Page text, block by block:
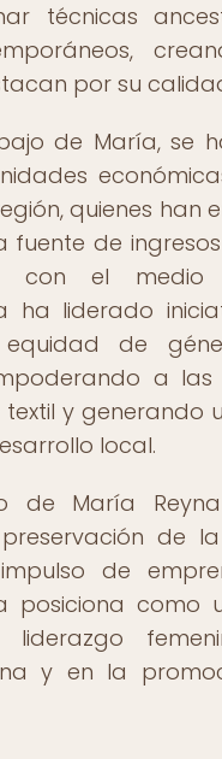
técnicas
por su
de María, se
quienes han
fuente de
con el medio
ha liderado
de
a las
y generando
local.
de María
de
de
posiciona como
liderazgo
y en la